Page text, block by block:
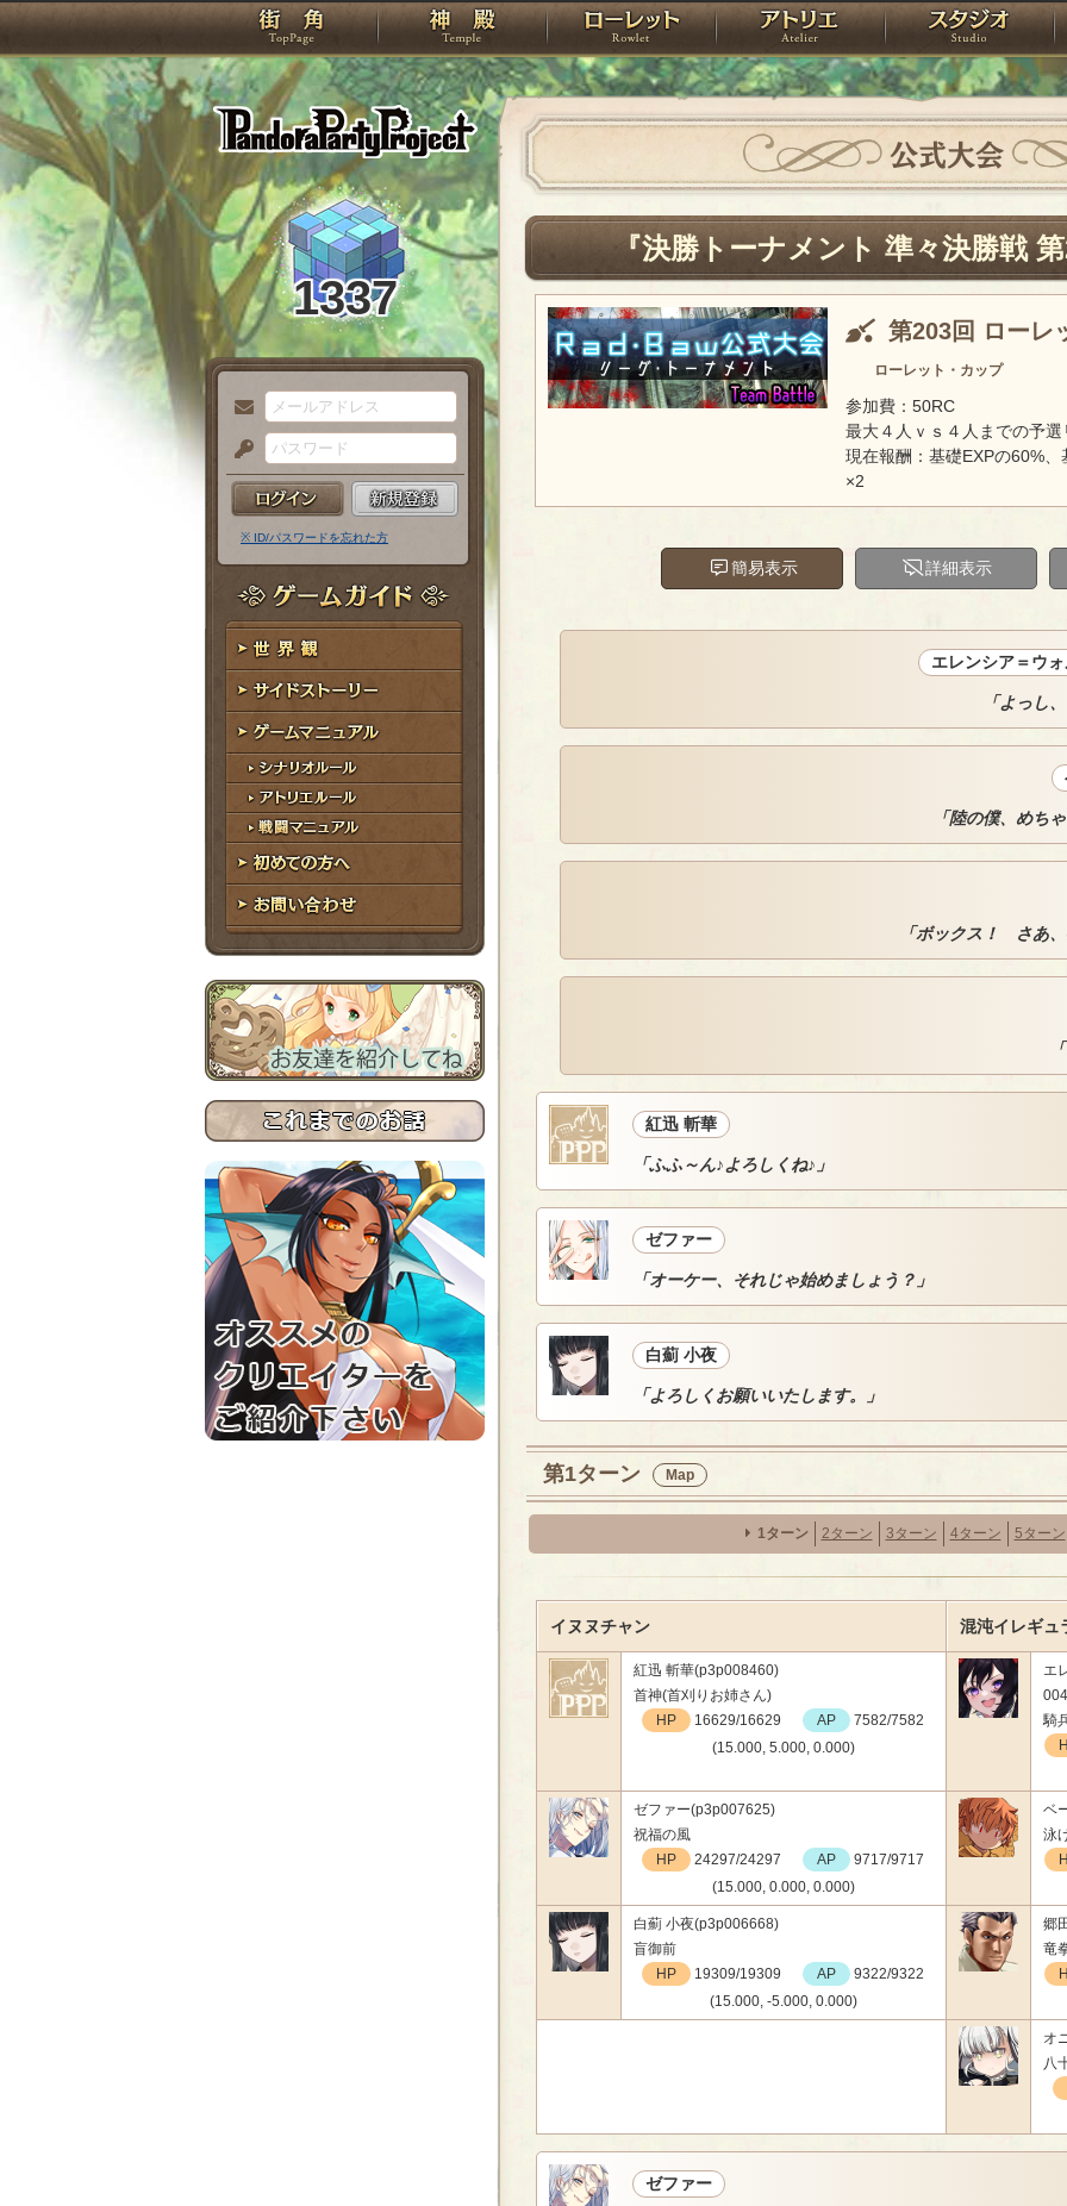
PandoraPartyProject
TOP 神殿 ローレット アトリエ
1337
メ
ー
ル
ア
ド
レ
ス
パ
ス
ー
ド
※ ID/パスワードを忘れた方
ゲームガイド
世界観
サイドストーリー
ゲームマニュアル
シナリオルール
アトリエルール
戦闘マニュアル
初めての方へ
お問い合わせ
公式大会
『決勝トーナメント 準々決勝戦
第203回 ローレ
ローレット・カップ
参加費：50RC
最大４人ｖｓ４人までの予
現在報酬：基礎EXPの60%
×2
簡易表示 詳細表示
エレンシア＝ウ
「よっし
「陸の僕、めち
「ボックス！ さあ
紅迅 斬華
「ふふ～ん♪よろしくね♪」
ゼファー
「オーケー、それじゃ始めましょう？」
白薊 小夜
「よろしくお願いいたします。」
第1ターン Map
1ターン 2ターン 3ターン 4ターン 5ターン
イヌヌチャン 混沌イレギュ
紅迅 斬華(p3p008460)
首神(首刈りお姉さん)
HP
16629/16629 AP
7582/7582
(15.000, 5.000, 0.000)
エ
騎
ゼファー(p3p007625)
祝福の風
HP
24297/24297 AP
9717/9717
(15.000, 0.000, 0.000)
ベ
泳
白薊 小夜(p3p006668)
盲御前
HP
19309/19309 AP
9322/9322
(15.000, -5.000, 0.000)
郷
竜
オ
八
ゼファー